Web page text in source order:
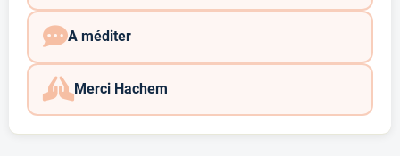
A méditer
Merci Hachem